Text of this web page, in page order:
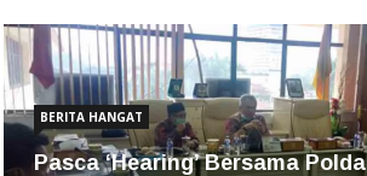
BERITA HANGAT
Pasca ‘Hearing’ Bersama Polda